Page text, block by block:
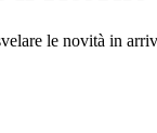
le novità in